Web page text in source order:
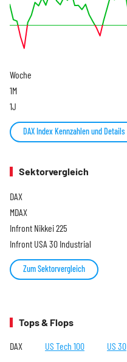
Woche
1M
1J
DAX Index Kennzahlen und Details
Sektorvergleich
DAX
MDAX
Infront Nikkei 225
Infront USA 30 Industrial
Zum Sektorvergleich
Tops & Flops
DAX US Tech 100 US 30